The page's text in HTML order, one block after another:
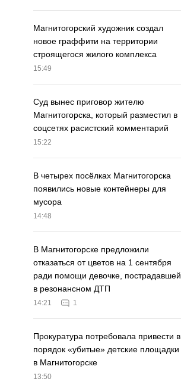
Магнитогорский художник создал
новое граффити на территории
строящегося жилого комплекса
15:49
Суд вынес приговор жителю
Магнитогорска, который разместил в
соцсетях расистский комментарий
15:22
В четырех посёлках Магнитогорска
появились новые контейнеры для
мусора
14:48
В Магнитогорске предложили
отказаться от цветов на 1 сентября
ради помощи девочке, пострадавшей
в резонансном ДТП
14:21 1
Прокуратура потребовала привести в
порядок «убитые» детские площадки
в Магнитогорске
13:50